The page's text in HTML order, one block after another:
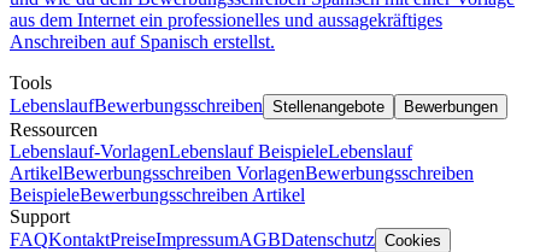
aus dem Internet ein professionelles und aussagekräftiges
Anschreiben auf Spanisch erstellst.
Tools
LebenslaufBewerbungsschreiben Stellenangebote Bewerbungen
Ressourcen
Lebenslauf-VorlagenLebenslauf BeispieleLebenslauf
ArtikelBewerbungsschreiben VorlagenBewerbungsschreiben
BeispieleBewerbungsschreiben Artikel
Support
FAQKontaktPreiseImpressumAGBDatenschutz Cookies